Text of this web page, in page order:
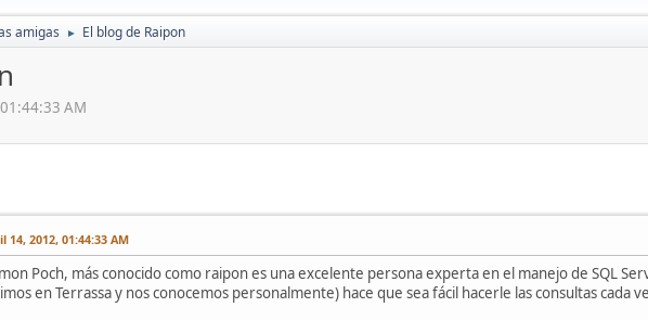
amigas ► El blog de Raipon
AM
14, 2012, 01:44:33 AM
Poch, más conocido como raipon es una excelente persona experta en el manejo de SQL
en Terrassa y nos conocemos personalmente) hace que sea fácil hacerle las consultas cada